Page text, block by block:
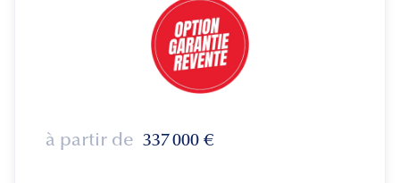
à partir de 337 000 €